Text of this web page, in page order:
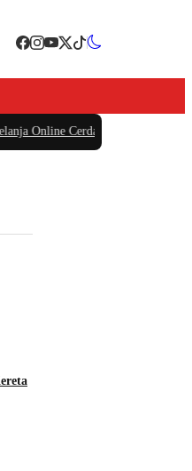
Online Cerdas: Pilih Produk